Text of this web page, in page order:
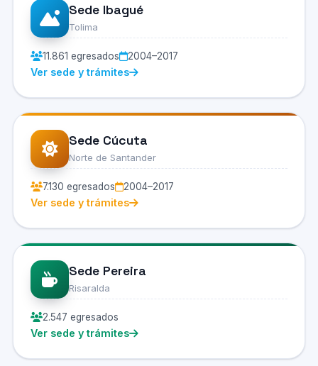
Sede Ibagué
Tolima
11.861 egresados 2004–2017
Ver sede y trámites
Sede Cúcuta
Norte de Santander
7.130 egresados 2004–2017
Ver sede y trámites
Sede Pereira
Risaralda
2.547 egresados
Ver sede y trámites